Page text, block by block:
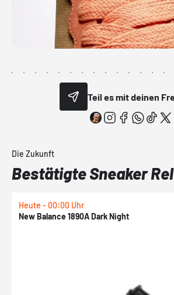
Teil es mit deinen
Die Zukunft
Bestätigte Sneaker
Heute - 00:00 Uhr
New Balance 1890A Dark Night